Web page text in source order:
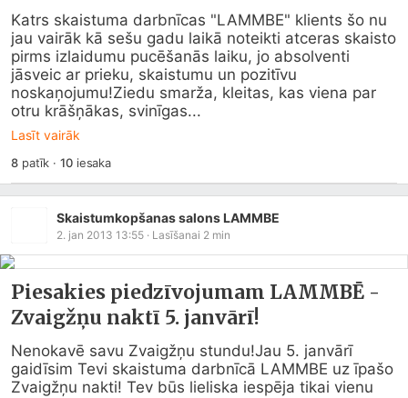
Katrs skaistuma darbnīcas "LAMMBE" klients šo nu
jau vairāk kā sešu gadu laikā noteikti atceras skaisto
pirms izlaidumu pucēšanās laiku, jo absolventi
jāsveic ar prieku, skaistumu un pozitīvu
noskaņojumu!Ziedu smarža, kleitas, kas viena par
otru krāšņākas, svinīgas...
Lasīt vairāk
8patīk ·10iesaka
Skaistumkopšanas salons LAMMBE
2. jan 2013 13:55 · Lasīšanai 2 min
Piesakies piedzīvojumam LAMMBĒ -
Zvaigžņu naktī 5. janvārī!
Nenokavē savu Zvaigžņu stundu!Jau 5. janvārī
gaidīsim Tevi skaistuma darbnīcā LAMMBE uz īpašo
Zvaigžņu nakti! Tev būs lieliska iespēja tikai vienu